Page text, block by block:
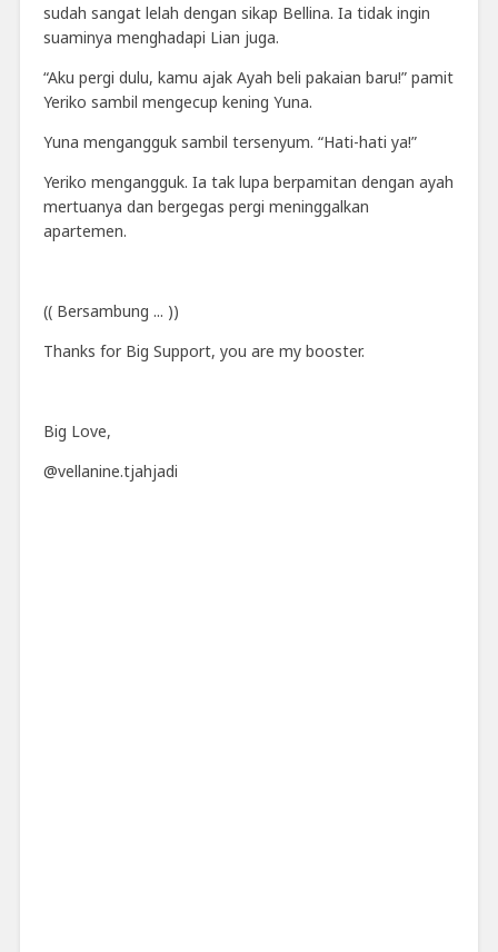
sudah sangat lelah dengan sikap Bellina. Ia tidak ingin
suaminya menghadapi Lian juga.
“Aku pergi dulu, kamu ajak Ayah beli pakaian baru!” pamit
Yeriko sambil mengecup kening Yuna.
Yuna mengangguk sambil tersenyum. “Hati-hati ya!”
Yeriko mengangguk. Ia tak lupa berpamitan dengan ayah
mertuanya dan bergegas pergi meninggalkan
apartemen.
(( Bersambung ... ))
Thanks for Big Support, you are my booster.
Big Love,
@vellanine.tjahjadi